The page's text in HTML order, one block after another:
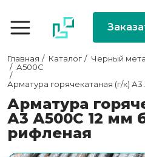
Главная Каталог Черный
А500С
Арматура горячекатаная (г/к)
Арматура
А3 А500С 12 мм
рифленая